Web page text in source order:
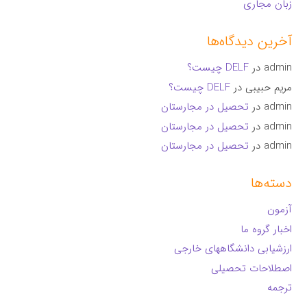
زبان مجاری
آخرین دیدگاه‌ها
admin درDELF چیست؟
مریم حبیبی درDELF چیست؟
admin در تحصیل در مجارستان
admin در تحصیل در مجارستان
admin در تحصیل در مجارستان
دسته‌ها
آزمون
اخبار گروه ما
ارزشیابی دانشگاههای خارجی
اصطلاحات تحصیلی
ترجمه